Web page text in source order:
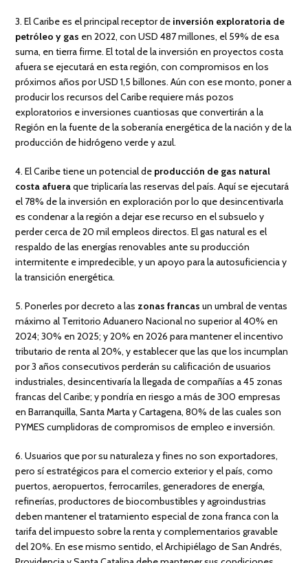
3. El Caribe es el principal receptor de inversión exploratoria de
petróleo y gas en 2022, con USD 487 millones, el 59% de esa
suma, en tierra firme. El total de la inversión en proyectos costa
afuera se ejecutará en esta región, con compromisos en los
próximos años por USD 1,5 billones. Aún con ese monto, poner a
producir los recursos del Caribe requiere más pozos
exploratorios e inversiones cuantiosas que convertirán a la
Región en la fuente de la soberanía energética de la nación y de la
producción de hidrógeno verde y azul.
4. El Caribe tiene un potencial de producción de gas natural
costa afueraque triplicaría las reservas del país. Aquí se ejecutará
el 78% de la inversión en exploración por lo que desincentivarla
es condenar a la región a dejar ese recurso en el subsuelo y
perder cerca de 20 mil empleos directos. El gas natural es el
respaldo de las energías renovables ante su producción
intermitente e impredecible, y un apoyo para la autosuficiencia y
la transición energética.
5. Ponerles por decreto a las zonas francas un umbral de ventas
máximo al Territorio Aduanero Nacional no superior al 40% en
2024; 30% en 2025; y 20% en 2026 para mantener el incentivo
tributario de renta al 20%, y establecer que las que los incumplan
por 3 años consecutivos perderán su calificación de usuarios
industriales, desincentivaría la llegada de compañías a 45 zonas
francas del Caribe; y pondría en riesgo a más de 300 empresas
en Barranquilla, Santa Marta y Cartagena, 80% de las cuales son
PYMES cumplidoras de compromisos de empleo e inversión.
6. Usuarios que por su naturaleza y fines no son exportadores,
pero sí estratégicos para el comercio exterior y el país, como
puertos, aeropuertos, ferrocarriles, generadores de energía,
refinerías, productores de biocombustibles y agroindustrias
deben mantener el tratamiento especial de zona franca con la
tarifa del impuesto sobre la renta y complementarios gravable
del 20%. En ese mismo sentido, el Archipiélago de San Andrés,